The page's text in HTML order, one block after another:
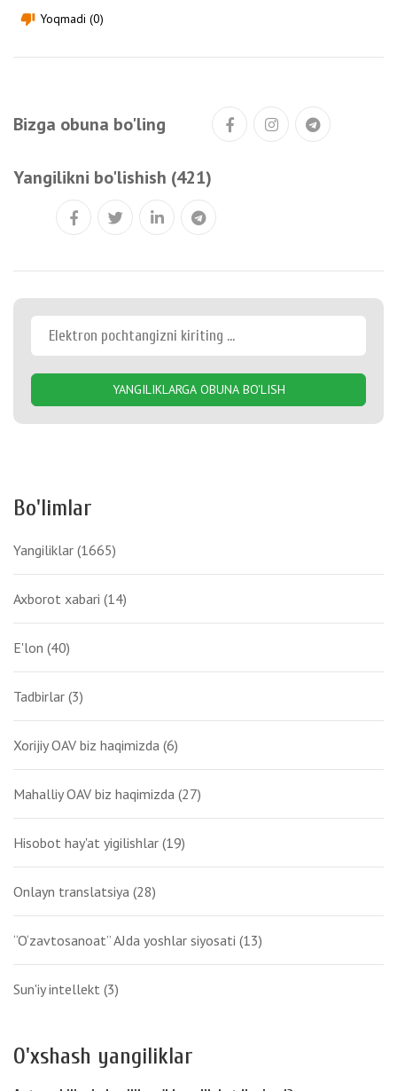
thumb_down Yoqmadi (0)
Bizga obuna bo'ling
Yangilikni bo'lishish (421)
YANGILIKLARGA OBUNA BO'LISH
Bo'limlar
Yangiliklar (1665)
Axborot xabari (14)
E'lon (40)
Tadbirlar (3)
Xorijiy OAV biz haqimizda (6)
Mahalliy OAV biz haqimizda (27)
Hisobot hay'at yigilishlar (19)
Onlayn translatsiya (28)
“O‘zavtosanoat” AJda yoshlar siyosati (13)
Sun'iy intellekt (3)
O'xshash yangiliklar